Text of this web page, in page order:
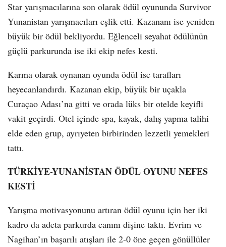
Star yarışmacılarına son olarak ödül oyununda Survivor
Yunanistan yarışmacıları eşlik etti. Kazananı ise yeniden
büyük bir ödül bekliyordu. Eğlenceli seyahat ödülünün
güçlü parkurunda ise iki ekip nefes kesti.
Karma olarak oynanan oyunda ödül ise tarafları
heyecanlandırdı. Kazanan ekip, büyük bir uçakla
Curaçao Adası’na gitti ve orada lüks bir otelde keyifli
vakit geçirdi. Otel içinde spa, kayak, dalış yapma talihi
elde eden grup, ayrıyeten birbirinden lezzetli yemekleri
tattı.
TÜRKİYE-YUNANİSTAN ÖDÜL OYUNU NEFES
KESTİ
Yarışma motivasyonunu artıran ödül oyunu için her iki
kadro da adeta parkurda canını dişine taktı. Evrim ve
Nagihan’ın başarılı atışları ile 2-0 öne geçen gönüllüler